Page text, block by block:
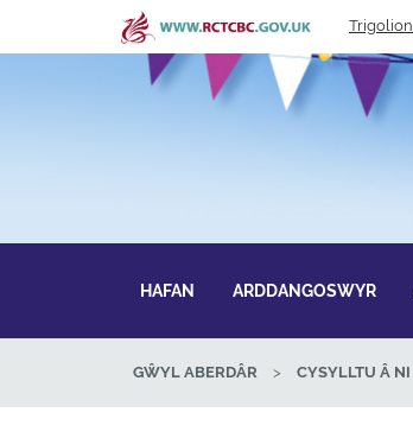
main
Trigolion
HAFAN ARDDANGOSWYR
GŴYL ABERDÂR > CYSYLLTU Â NI